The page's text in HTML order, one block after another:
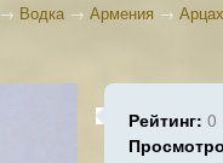
→ Водка→ Армения →
Рейтинг: 0